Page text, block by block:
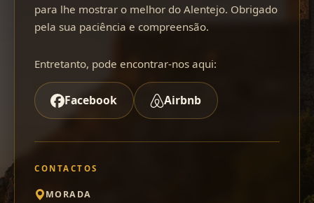
para lhe mostrar o melhor do Alentejo. Obrigado
pela sua paciência e compreensão.
Entretanto, pode encontrar-nos aqui:
Facebook Airbnb
CONTACTOS
MORADA